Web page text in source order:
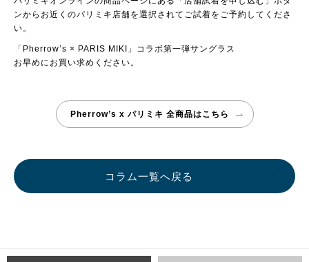
ンからお近くのパリミキ店舗を選択されてご試着をご予約してくださ
い。
「Pherrow’s × PARIS MIKI」コラボ第一弾サングラス
お早めにお買い求めください。
Pherrow’s x パリミキ 全商品はこちら
コラム一覧へ戻る